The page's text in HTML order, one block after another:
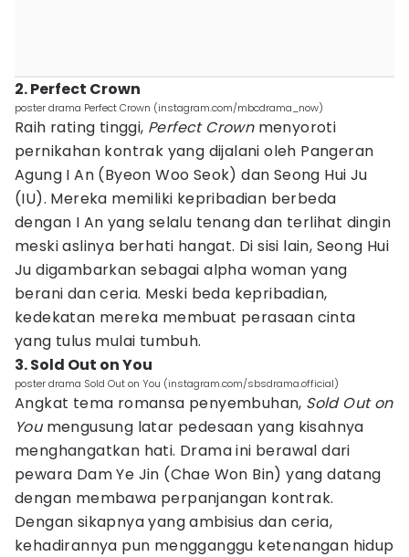
2. Perfect Crown
poster drama Perfect Crown (instagram.com/mbcdrama_now)
Raih rating tinggi, Perfect Crownmenyoroti
pernikahan kontrak yang dijalani oleh Pangeran
Agung I An (Byeon Woo Seok) dan Seong Hui Ju
(IU). Mereka memiliki kepribadian berbeda
dengan I An yang selalu tenang dan terlihat dingin
meski aslinya berhati hangat. Di sisi lain, Seong Hui
Ju digambarkan sebagai alpha woman yang
berani dan ceria. Meski beda kepribadian,
kedekatan mereka membuat perasaan cinta
yang tulus mulai tumbuh.
3. Sold Out on You
poster drama Sold Out on You (instagram.com/sbsdrama.official)
Angkat tema romansa penyembuhan, Sold Out on
Youmengusung latar pedesaan yang kisahnya
menghangatkan hati. Drama ini berawal dari
pewara Dam Ye Jin (Chae Won Bin) yang datang
dengan membawa perpanjangan kontrak.
Dengan sikapnya yang ambisius dan ceria,
kehadirannya pun mengganggu ketenangan hidup